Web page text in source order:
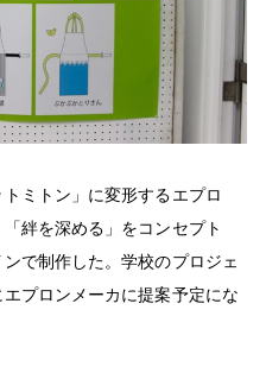
ミトン」に変形するエプロ
絆を深める」をコンセプト
で制作した。学校のプロジェ
プロンメーカに提案予定にな